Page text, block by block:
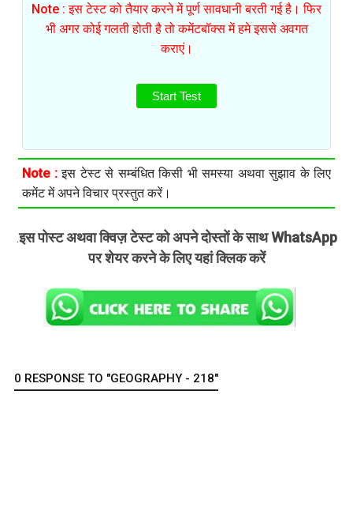
Note : इस टेस्ट को तैयार करने में पूर्ण सावधानी बरती गई है। फिर
भी अगर कोई गलती होती है तो कमेंटबॉक्स में हमे इससे अवगत
कराएं।
Start Test
Note :इस टेस्ट से सम्बंधित किसी भी समस्या अथवा सुझाव के लिए
कमेंट में अपने विचार प्रस्तुत करें।
.इस पोस्ट अथवा क्विज़ टेस्ट को अपने दोस्तों के साथ WhatsApp
पर शेयर करने के लिए यहां क्लिक करें
0 RESPONSE TO "GEOGRAPHY - 218"